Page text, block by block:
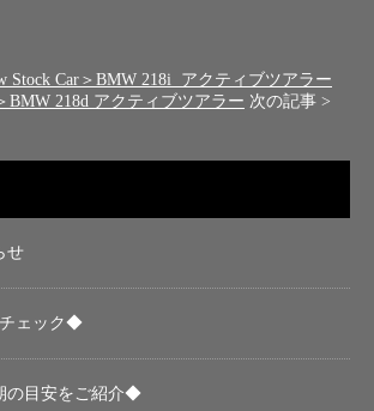
Stock Car＞BMW 218i アクティブツアラー
BMW 218d アクティブツアラー 次の記事 >
せ
ェック◆
の目安をご紹介◆